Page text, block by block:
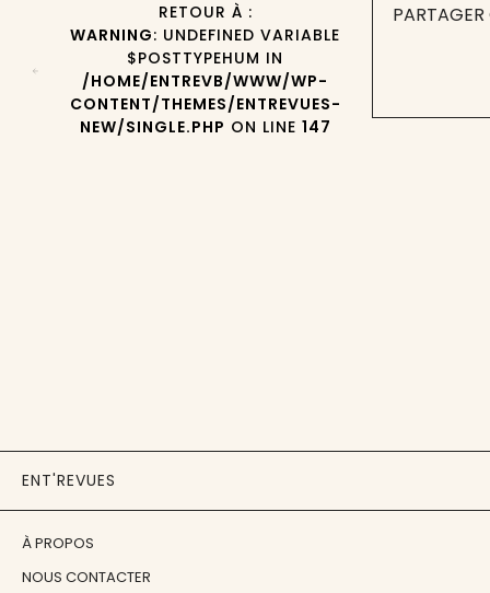
RETOUR À :
WARNING: UNDEFINED VARIABLE
$POSTTYPEHUM IN
/HOME/ENTREVB/WWW/WP-
CONTENT/THEMES/ENTREVUES-
NEW/SINGLE.PHP ON LINE 147
ENT'REVUES
À PROPOS
NOUS CONTACTER